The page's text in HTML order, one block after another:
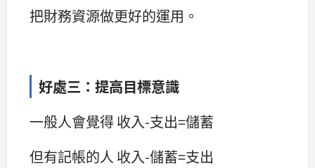
把財務資源做更好的運用。
好處三：提高目標意識
一般人會覺得 收入-支出=儲蓄
但有記帳的人 收入-儲蓄=支出